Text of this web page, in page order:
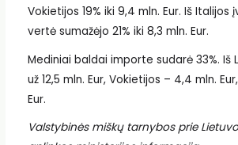
Vokietijos 19% iki 9,4 mln. Eur. Iš Italijos
vertė sumažėjo 21% iki 8,3 mln. Eur.
Mediniai baldai importe sudarė 33%. Iš
už 12,5 mln. Eur, Vokietijos – 4,4 mln.
Eur.
Valstybinės miškų tarnybos prie